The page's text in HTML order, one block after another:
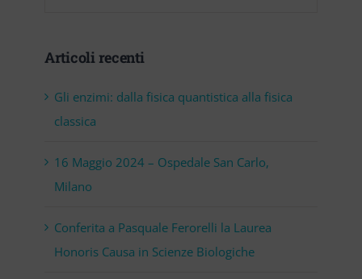
Articoli recenti
Gli enzimi: dalla fisica quantistica alla fisica
classica
16 Maggio 2024 – Ospedale San Carlo,
Milano
Conferita a Pasquale Ferorelli la Laurea
Honoris Causa in Scienze Biologiche